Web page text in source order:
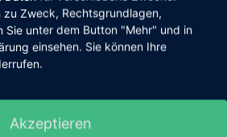
sofort
Dies führt zu einer
Zweck, Rechtsgrundlagen,
Sie unter dem Button "Mehr" und in
einsehen. Sie können Ihre
Akzeptieren